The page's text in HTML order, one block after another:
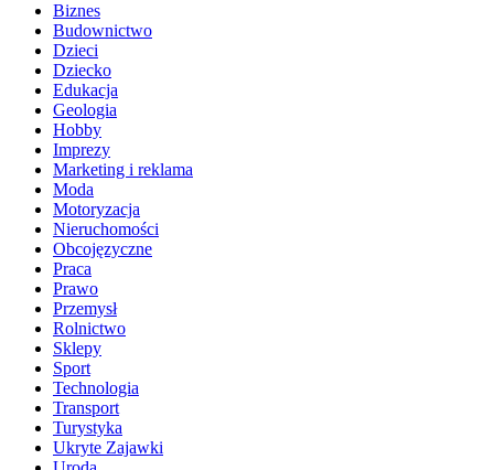
Biznes
Budownictwo
Dzieci
Dziecko
Edukacja
Geologia
Hobby
Imprezy
Marketing i reklama
Moda
Motoryzacja
Nieruchomości
Obcojęzyczne
Praca
Prawo
Przemysł
Rolnictwo
Sklepy
Sport
Technologia
Transport
Turystyka
Ukryte Zajawki